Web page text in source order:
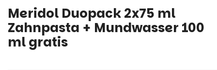
Meridol Duopack 2x75 ml
Zahnpasta + Mundwasser 100
ml gratis